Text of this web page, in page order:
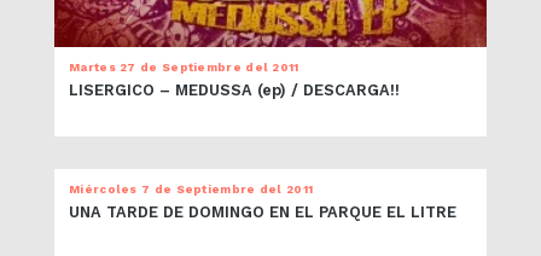
Martes 27 de Septiembre del 2011
LISERGICO – MEDUSSA (ep) / DESCARGA!!
Miércoles 7 de Septiembre del 2011
UNA TARDE DE DOMINGO EN EL PARQUE EL LITRE